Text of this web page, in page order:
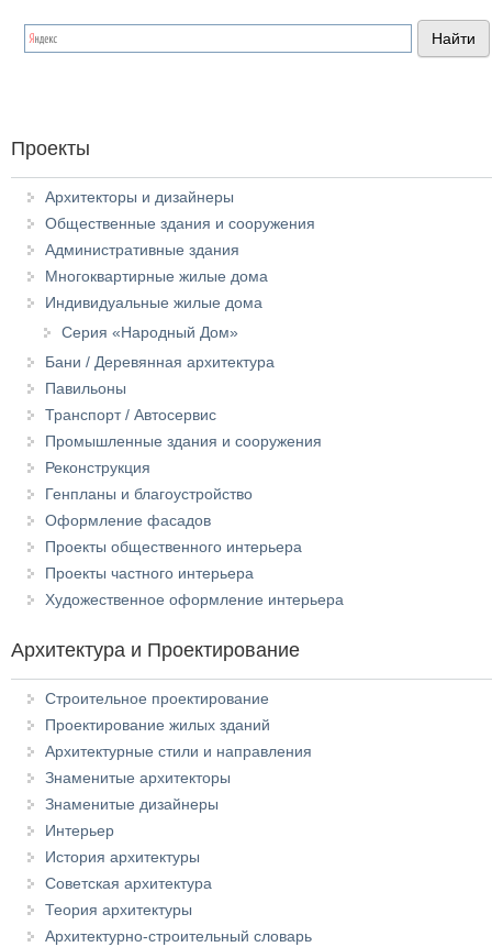
Проекты
Архитекторы и дизайнеры
Общественные здания и сооружения
Административные здания
Многоквартирные жилые дома
Индивидуальные жилые дома
Серия «Народный Дом»
Бани / Деревянная архитектура
Павильоны
Транспорт / Автосервис
Промышленные здания и сооружения
Реконструкция
Генпланы и благоустройство
Оформление фасадов
Проекты общественного интерьера
Проекты частного интерьера
Художественное оформление интерьера
Архитектура и Проектирование
Строительное проектирование
Проектирование жилых зданий
Архитектурные стили и направления
Знаменитые архитекторы
Знаменитые дизайнеры
Интерьер
История архитектуры
Советская архитектура
Теория архитектуры
Архитектурно-строительный словарь